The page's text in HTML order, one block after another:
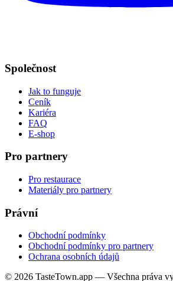
Společnost
Jak to funguje
Ceník
Kariéra
FAQ
E-shop
Pro partnery
Pro restaurace
Materiály pro partnery
Právní
Obchodní podmínky
Obchodní podmínky pro partnery
Ochrana osobních údajů
© 2026 TasteTown.app — Všechna práva